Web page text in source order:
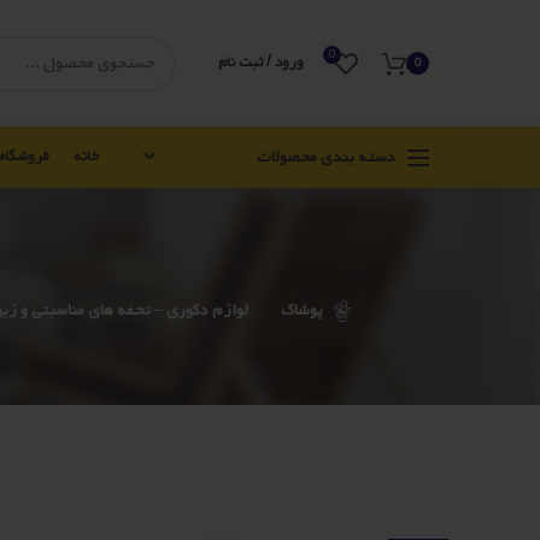
ورود / ثبت نام 0 0
دسته بندی محصولات خانه فروشگاه
پوشاک لوازم دکوری – تحفه های مناسبتی و